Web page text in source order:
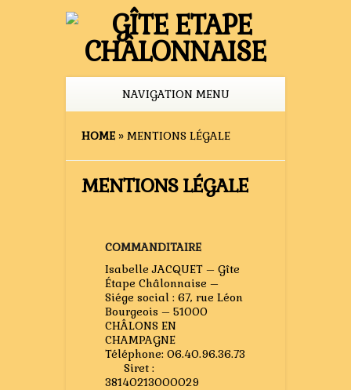
NAVIGATION MENU
HOME » MENTIONS LÉGALE
MENTIONS LÉGALE
COMMANDITAIRE
Isabelle JACQUET – Gîte
Étape Châlonnaise –
Siége social : 67, rue Léon
Bourgeois – 51000
CHÂLONS EN
CHAMPAGNE
Téléphone: 06.40.96.36.73
Siret :
38140213000029